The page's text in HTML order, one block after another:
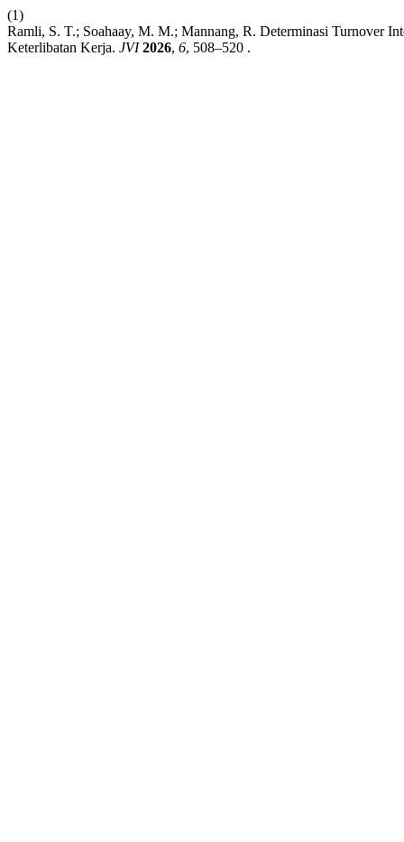
(1)
Ramli, S. T.; Soahaay, M. M.; Mannang, R. Determinasi Turnover
Keterlibatan Kerja. JVI 2026, 6, 508–520 .